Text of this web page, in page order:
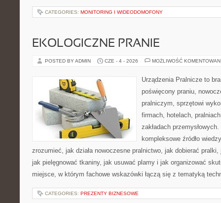
CATEGORIES: MONITORING I WIDEODOMOFONY
EKOLOGICZNE PRANIE
POSTED BY ADMIN CZE - 4 - 2026 MOŻLIWOŚĆ
Urządzenia Pralnicze to
poświęcony praniu,
pralniczym, sprzętowi
firmach, hotelach,
zakładach
kompleksowe źródło
zrozumieć, jak działa nowoczesne pralnictwo, jak dobierać
jak pielęgnować tkaniny, jak usuwać plamy i jak organizować
miejsce, w którym fachowe wskazówki łączą się z tematyką
CATEGORIES: PREZENTY BIZNESOWE